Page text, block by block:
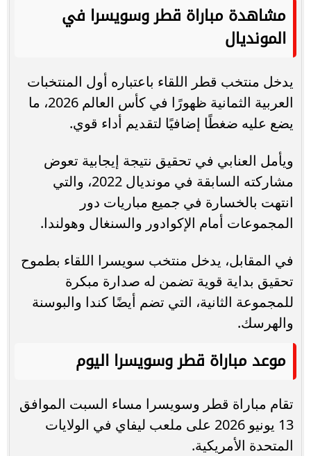
مشاهدة مباراة قطر وسويسرا في
المونديال
يدخل منتخب قطر اللقاء باعتباره أول المنتخبات
العربية الثمانية ظهورًا في كأس العالم 2026، ما
يضع عليه ضغطًا إضافيًا لتقديم أداء قوي.
ويأمل العنابي في تحقيق نتيجة إيجابية تعوض
مشاركته السابقة في مونديال 2022، والتي
انتهت بالخسارة في جميع مباريات دور
المجموعات أمام الإكوادور والسنغال وهولندا.
في المقابل، يدخل منتخب سويسرا اللقاء بطموح
تحقيق بداية قوية تضمن له صدارة مبكرة
للمجموعة الثانية، التي تضم أيضًا كندا والبوسنة
والهرسك.
موعد مباراة قطر وسويسرا اليوم
تقام مباراة قطر وسويسرا مساء السبت الموافق
13 يونيو 2026 على ملعب ليفاي في الولايات
المتحدة الأمريكية.